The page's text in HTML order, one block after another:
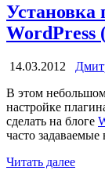
Установка
WordPress
14.03.2012
В этом
настройке
сделать на блоге
часто
Читать далее